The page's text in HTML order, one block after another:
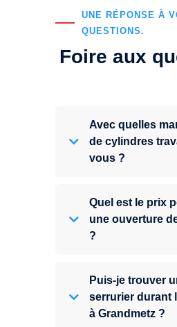
UNE RÉPONSE À
QUESTIONS.
Foire aux
Avec quelles
de cylindres
vous ?
Quel est le prix
une ouverture
?
Puis-je trouver
serrurier durant
à Grandmetz ?